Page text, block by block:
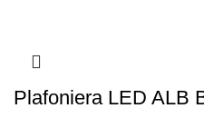
Plafoniera LED ALB